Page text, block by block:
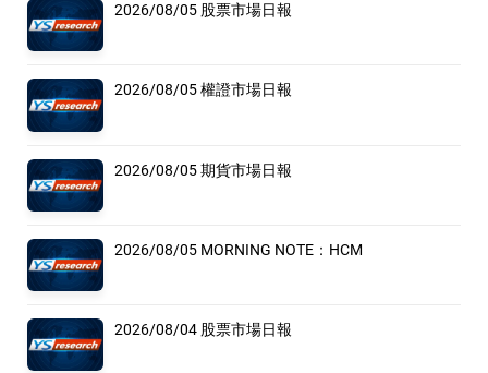
2026/08/05 股票市場日報
2026/08/05 權證市場日報
2026/08/05 期貨市場日報
2026/08/05 MORNING NOTE：HCM
2026/08/04 股票市場日報